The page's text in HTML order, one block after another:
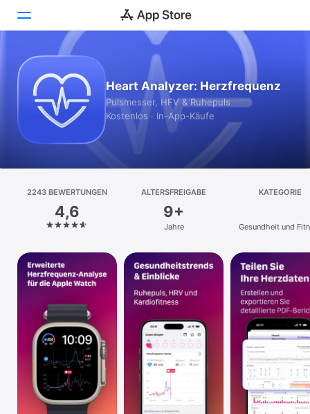
Spiele
Apps
Plattform
iPhone
iPad
Mac
Watch
TV
Heart Analyzer: Herzfrequenz
Pulsmesser, HFV & Ruhepuls
Kostenlos · In-App-Käufe
2243 BEWERTUNGEN
4,6
ALTERSFREIGABE
9+
Jahre
KATEGORIE
Gesundheit und